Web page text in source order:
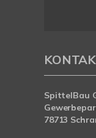
SpittelBau
78713